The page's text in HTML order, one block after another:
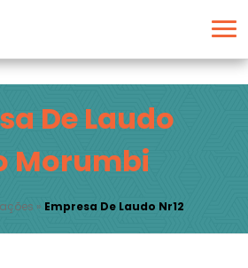
De Laudo
Morumbi
» Empresa De Laudo Nr12